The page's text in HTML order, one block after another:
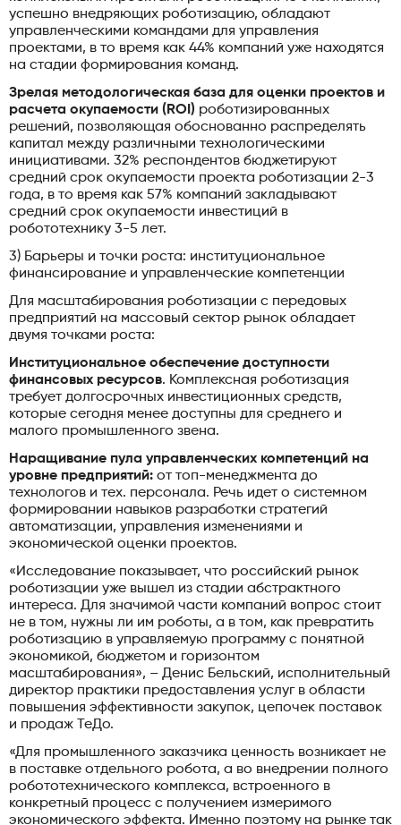
успешно внедряющих роботизацию, обладают
управленческими командами для управления
проектами, в то время как 44% компаний уже находятся
на стадии формирования команд.
Зрелая методологическая база для оценки проектов и
расчета окупаемости (ROI) роботизированных
решений, позволяющая обоснованно распределять
капитал между различными технологическими
инициативами. 32% респондентов бюджетируют
средний срок окупаемости проекта роботизации 2-3
года, в то время как 57% компаний закладывают
средний срок окупаемости инвестиций в
робототехнику 3-5 лет.
3) Барьеры и точки роста: институциональное
финансирование и управленческие компетенции
Для масштабирования роботизации с передовых
предприятий на массовый сектор рынок обладает
двумя точками роста:
Институциональное обеспечение доступности
финансовых ресурсов. Комплексная роботизация
требует долгосрочных инвестиционных средств,
которые сегодня менее доступны для среднего и
малого промышленного звена.
Наращивание пула управленческих компетенций на
уровне предприятий: от топ-менеджмента до
технологов и тех. персонала. Речь идет о системном
формировании навыков разработки стратегий
автоматизации, управления изменениями и
экономической оценки проектов.
«Исследование показывает, что российский рынок
роботизации уже вышел из стадии абстрактного
интереса. Для значимой части компаний вопрос стоит
не в том, нужны ли им роботы, а в том, как превратить
роботизацию в управляемую программу с понятной
экономикой, бюджетом и горизонтом
масштабирования», – Денис Бельский, исполнительный
директор практики предоставления услуг в области
повышения эффективности закупок, цепочек поставок
и продаж ТеДо.
«Для промышленного заказчика ценность возникает не
в поставке отдельного робота, а во внедрении полного
робототехнического комплекса, встроенного в
конкретный процесс с получением измеримого
экономического эффекта. Именно поэтому на рынке так